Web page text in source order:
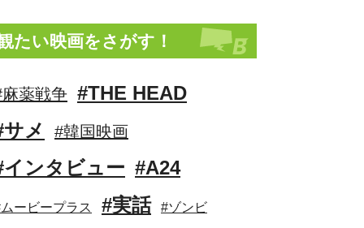
たい映画をさがす！
薬戦争 #THE HEAD
サメ
#韓国映画
インタビュー #A24
ービープラス #実話 #ゾンビ